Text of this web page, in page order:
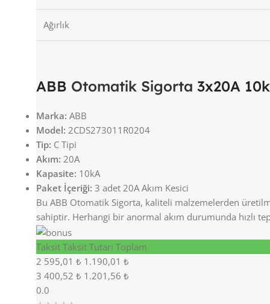
Ağırlık
ABB Otomatik Sigorta 3x20A
Marka: ABB
Model: 2CDS273011R0204
Tip: C Tipi
Akım: 20A
Kapasite: 10kA
Paket İçeriği: 3 adet 20A Akım Kesici
Bu ABB Otomatik Sigorta, kaliteli malzemelerden
sahiptir. Herhangi bir anormal akım durumunda hızlı
Taksit Taksit Tutarı Toplam
2 595,01 ₺ 1.190,01 ₺
3 400,52 ₺ 1.201,56 ₺
0.0